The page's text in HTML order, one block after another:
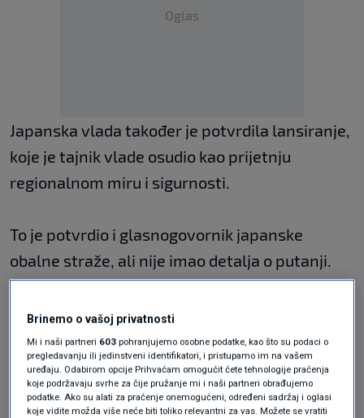
Oglas
Japanska vlada također je potvrdila lansiranje,
koje je tajnik vlade osudio kao prijetnju
regionalnom miru i sigurnosti.
To je potvrdio i glasnogovornik japanske
obalne straže, ali nije imao detalja o putanji.
U petak je Sjeverna Koreja ispalila dvije
navođene taktičke rakete. Još dva testa
napravila je 5. i 11. siječnja, najavivši ih kao
hipersonične rakete.
Brinemo o vašoj privatnosti
Mi i naši partneri 603 pohranjujemo osobne podatke, kao što su podaci o
pregledavanju ili jedinstveni identifikatori, i pristupamo im na vašem
uređaju. Odabirom opcije Prihvaćam omogućit ćete tehnologije praćenja
koje podržavaju svrhe za čije pružanje mi i naši partneri obrađujemo
podatke. Ako su alati za praćenje onemogućeni, određeni sadržaj i oglasi
koje vidite možda više neće biti toliko relevantni za vas. Možete se vratiti